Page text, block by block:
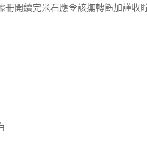
開續完米石應令該撫轉飭加謹收